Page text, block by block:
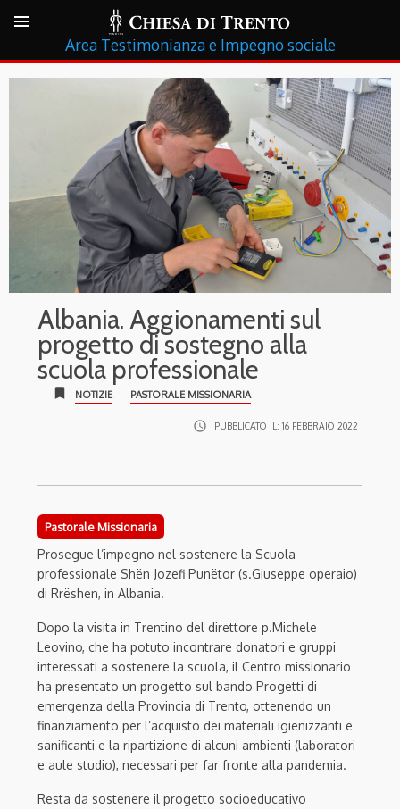
Testimonianza e Impegno sociale
Albania. Aggionamenti sul
progetto di sostegno alla
scuola professionale
bookmark NOTIZIE PASTORALE MISSIONARIA
access_time PUBBLICATO IL: 16 FEBBRAIO 2022
Pastorale Missionaria
Prosegue l’impegno nel sostenere la Scuola
professionale Shën Jozefi Punëtor (s.Giuseppe operaio)
di Rrëshen, in Albania.
Dopo la visita in Trentino del direttore p.Michele
Leovino, che ha potuto incontrare donatori e gruppi
interessati a sostenere la scuola, il Centro missionario
ha presentato un progetto sul bando Progetti di
emergenza della Provincia di Trento, ottenendo un
finanziamento per l’acquisto dei materiali igienizzanti e
sanificanti e la ripartizione di alcuni ambienti (laboratori
e aule studio), necessari per far fronte alla pandemia.
Resta da sostenere il progetto socioeducativo